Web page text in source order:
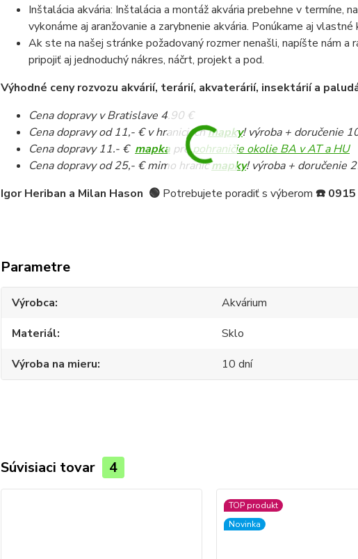
Inštalácia akvária: Inštalácia a montáž akvária prebehne v termíne,
vykonáme aj aranžovanie a zarybnenie akvária. Ponúkame aj
Ak ste na našej stránke požadovaný rozmer nenašli, napíšte nám
pripojiť aj jednoduchý nákres, náčrt, projekt a pod.
Výhodné ceny rozvozu akvárií, terárií, akvaterárií, insektárií a
Cena dopravy v Bratislave 4.90 €
Cena dopravy od 11,- € v hraniciachmapky! výroba + doručenie
Cena dopravy 11.- € mapkaprepohraničie okolie BA v AT a HU
Cena dopravy od 25,- € mimo hranícmapky! výroba + doručenie
Igor Heriban a Milan Hason 🟢 Potrebujete poradiť s výberom ☎️
Parametre
Výrobca
Akvárium
Materiál
Sklo
Výroba na mieru
10 dní
Súvisiaci tovar 4
TOP produkt
Novinka